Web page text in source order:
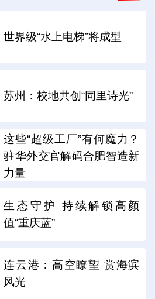
世界级“水上电梯”将成型
苏州：校地共创“同里诗光”
这些“超级工厂”有何魔力？
驻华外交官解码合肥智造新
力量
生态守护 持续解锁高颜
值“重庆蓝”
连云港：高空瞭望 赏海滨
风光